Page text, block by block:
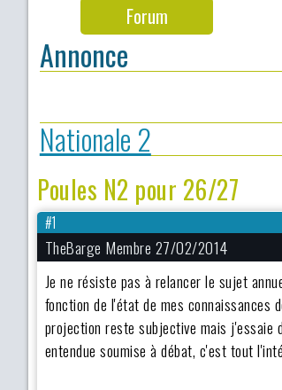
Forum
Annonce
Nationale 2
Poules N2 pour 26/27
#1
TheBarge Membre 27/02/2014
Je ne résiste pas à relancer le sujet
fonction de l'état de mes
projection reste subjective mais j'essaie
entendue soumise à débat, c'est tout